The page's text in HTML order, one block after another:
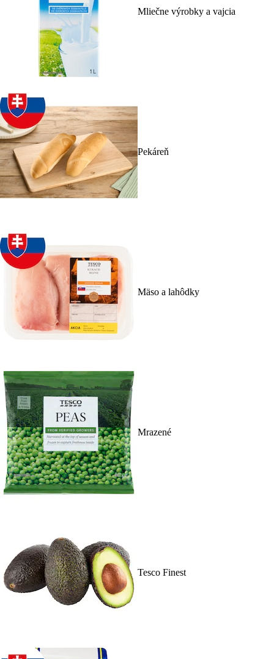
Mliečne výrobky a vajcia
Pekáreň
Mäso a lahôdky
Mrazené
Tesco Finest